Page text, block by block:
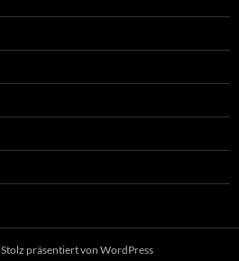
Stolz präsentiert von WordPress